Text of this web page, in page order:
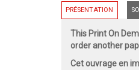
PRÉSENTATION
This Print On
order another
Cet ouvrage en